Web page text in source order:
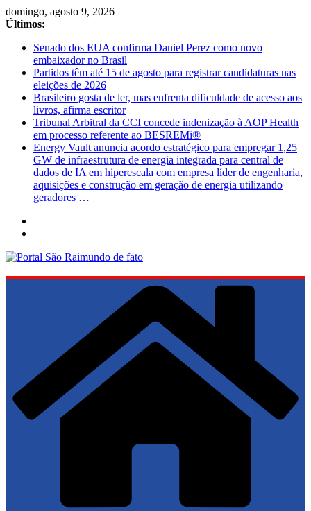
Pular
para
conteúdo
domingo, agosto 9, 2026
Últimos:
Senado dos EUA confirma Daniel Perez como novo
embaixador no Brasil
Partidos têm até 15 de agosto para registrar candidaturas nas
eleições de 2026
Brasileiro gosta de ler, mas enfrenta dificuldade de acesso aos
livros, afirma escritor
Tribunal Arbitral da CCI concede indenização à AOP Health
em processo referente ao BESREMi®
Energy Vault anuncia acordo estratégico para empregar 1,25
GW de infraestrutura de energia integrada para central de
dados de IA em hiperescala com empresa líder de engenharia,
aquisições e construção em geração de energia utilizando
geradores …